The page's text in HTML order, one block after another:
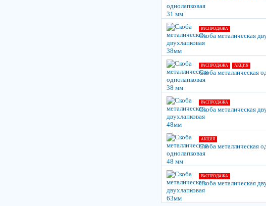
РАСПРОДАЖА
Скоба металическая
РАСПРОДАЖА АКЦИЯ
Скоба металлическая
РАСПРОДАЖА
Скоба металическая
АКЦИЯ
Скоба металлическая
РАСПРОДАЖА
Скоба металическая